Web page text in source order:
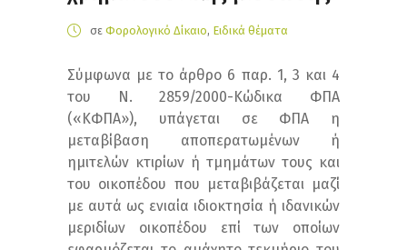
σε Φορολογικό Δίκαιο, Ειδικά θέματα
Σύμφωνα με το άρθρο 6 παρ. 1, 3 και 4
του Ν. 2859/2000-Κώδικα ΦΠΑ
(«ΚΦΠΑ»), υπάγεται σε ΦΠΑ η
μεταβίβαση αποπερατωμένων ή
ημιτελών κτιρίων ή τμημάτων τους και
του οικοπέδου που μεταβιβάζεται μαζί
με αυτά ως ενιαία ιδιοκτησία ή ιδανικών
μεριδίων οικοπέδου επί των οποίων